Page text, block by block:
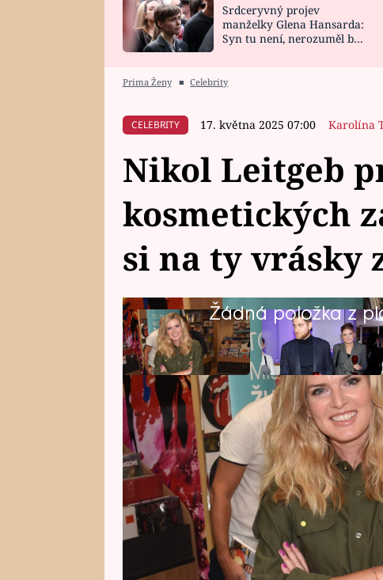
HOROSKOP NA
CELEBRITY
VAŘENÍ
Srdceryvný projev
manželky Glena Hansarda:
Syn tu není, nerozuměl by
Prima Ženy ■ Celebrity
CELEBRITY 17. května 2025 07:00 Karolína
Nikol Leitgeb
kosmetických
si na ty vrásky
Žádná položka z
Influencerka Nikol Leitgeb se po
Bývalá členka partičky 3v1 pokřtila
plastického chirurga Ondřeje
Showtime, jako kmotra se ještě